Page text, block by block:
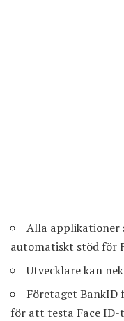
Alla applikationer
automatiskt stöd för
Utvecklare kan
Företaget BankID
för att testa Face ID-